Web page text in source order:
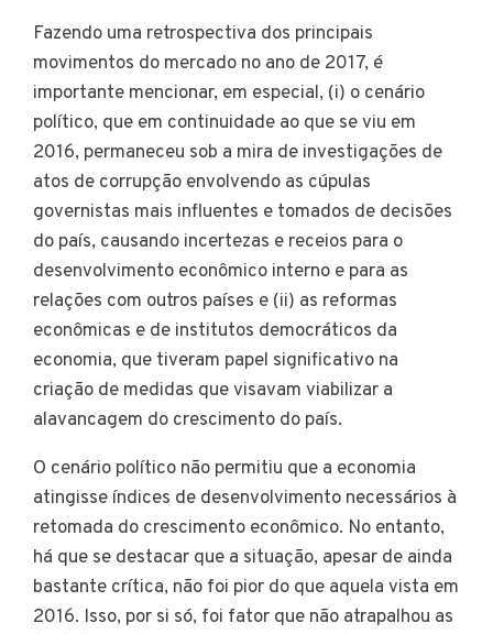
Fazendo uma retrospectiva dos principais
movimentos do mercado no ano de 2017, é
importante mencionar, em especial, (i) o cenário
político, que em continuidade ao que se viu em
2016, permaneceu sob a mira de investigações de
atos de corrupção envolvendo as cúpulas
governistas mais influentes e tomados de decisões
do país, causando incertezas e receios para o
desenvolvimento econômico interno e para as
relações com outros países e (ii) as reformas
econômicas e de institutos democráticos da
economia, que tiveram papel significativo na
criação de medidas que visavam viabilizar a
alavancagem do crescimento do país.
O cenário político não permitiu que a economia
atingisse índices de desenvolvimento necessários à
retomada do crescimento econômico. No entanto,
há que se destacar que a situação, apesar de ainda
bastante crítica, não foi pior do que aquela vista em
2016. Isso, por si só, foi fator que não atrapalhou as